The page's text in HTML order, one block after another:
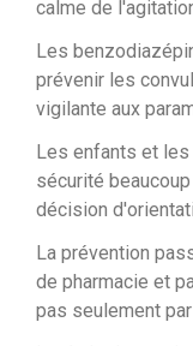
calme de
Les
prévenir les
vigilante aux
Les enfants et
sécurité
décision
La prévention
de pharmacie et
pas seulement